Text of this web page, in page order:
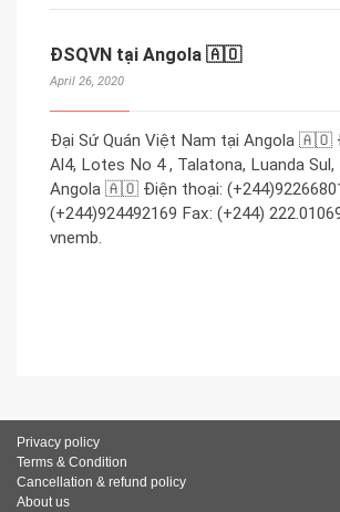
ĐSQVN tại Angola 🇦🇴
April 26, 2020
Đại Sứ Quán Việt Nam tại Angola 🇦🇴
Al4, Lotes No 4 , Talatona, Luanda Sul,
Angola 🇦🇴 Điện thoại:
(+244)924492169 Fax: (+244)
vnemb.
Privacy policy
Terms & Condition
Cancellation & refund policy
About us